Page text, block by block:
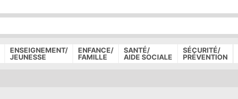
MENU
DE
PAGE
ENSEIGNEMENT/
JEUNESSE
ENFANCE/
FAMILLE
SANTÉ/
AIDE SOCIALE
SÉCURITÉ/
PRÉVENTION